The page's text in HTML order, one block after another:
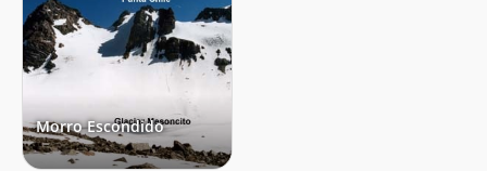
Morro Escondido